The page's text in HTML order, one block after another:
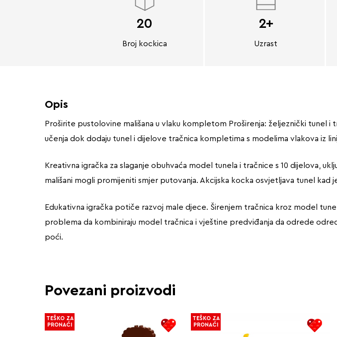
20
Broj kockica
2+
Uzrast
Opis
Proširite pustolovine mališana u vlaku kompletom Proširenja: željeznički tunel
učenja dok dodaju tunel i dijelove tračnica kompletima s modelima vlakova iz
Kreativna igračka za slaganje obuhvaća model tunela i tračnice s 10 dijelova,
mališani mogli promijeniti smjer putovanja. Akcijska kocka osvjetljava tunel
Edukativna igračka potiče razvoj male djece. Širenjem tračnica kroz model
problema da kombiniraju model tračnica i vještine predviđanja da odrede
poći.
Povezani proizvodi
TEŠKO ZA
PRONAĆI
TEŠKO ZA
PRONAĆI